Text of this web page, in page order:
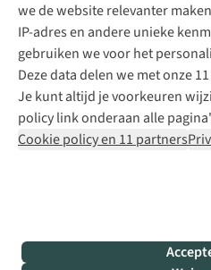
we de website relevanter
IP-adres en andere unieke
gebruiken we voor het
Deze data delen we met onze
Je kunt altijd je voorkeuren
policy link onderaan alle
Cookie policy en 11 partners